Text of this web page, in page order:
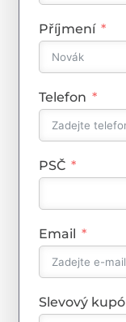
Příjmení
Telefon
PSČ
Email
Slevový